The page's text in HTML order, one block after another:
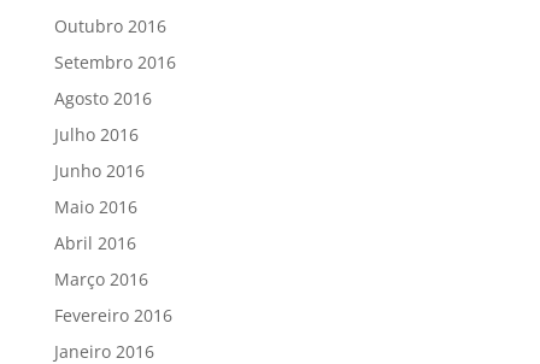
Outubro 2016
Setembro 2016
Agosto 2016
Julho 2016
Junho 2016
Maio 2016
Abril 2016
Março 2016
Fevereiro 2016
Janeiro 2016